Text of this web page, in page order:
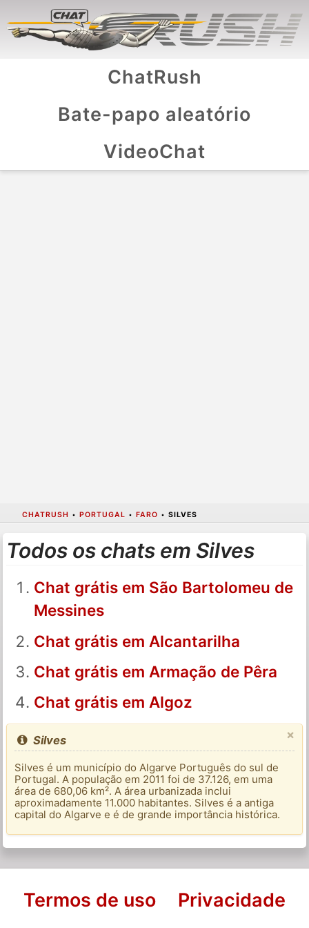
ChatRush
Bate-papo aleatório
VideoChat
CHATRUSH • PORTUGAL • FARO • SILVES
Todos os chats em Silves
Chat grátis em São Bartolomeu de
Messines
Chat grátis em Alcantarilha
Chat grátis em Armação de Pêra
Chat grátis em Algoz
×
Silves
Silves é um município do Algarve Português do sul de
Portugal. A população em 2011 foi de 37.126, em uma
área de 680,06 km². A área urbanizada inclui
aproximadamente 11.000 habitantes. Silves é a antiga
capital do Algarve e é de grande importância histórica.
Termos de uso
Privacidade